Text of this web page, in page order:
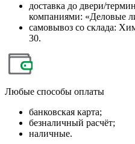
доставка до двери/
компаниями: «Деловые
самовывоз со склада:
30.
Любые способы оплаты
банковская карта;
безналичный расчёт;
наличные.